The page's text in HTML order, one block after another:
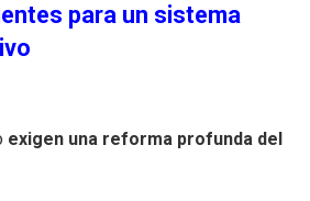
para un sistema
exigen una reforma profunda del